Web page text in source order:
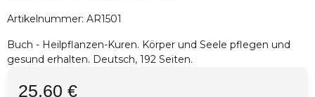
Artikelnummer: AR1501
Buch - Heilpflanzen-Kuren. Körper und Seele pflegen und
gesund erhalten. Deutsch, 192 Seiten.
25,60 €